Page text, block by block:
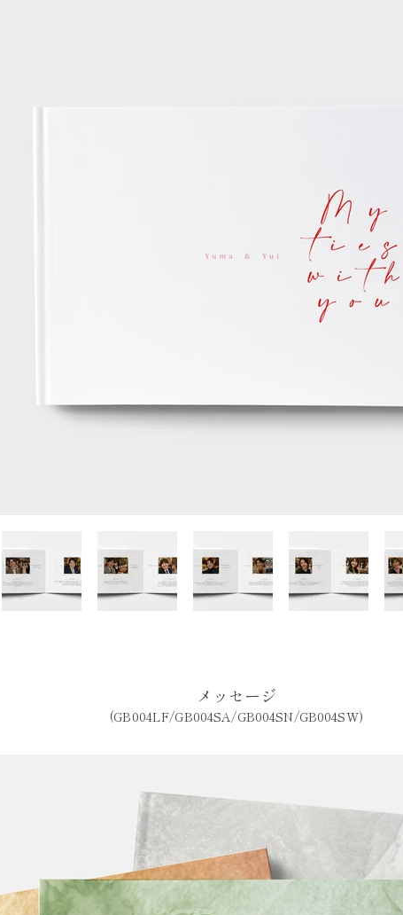
メッセージ
(GB004LF/GB004SA/GB004SN/GB004SW)